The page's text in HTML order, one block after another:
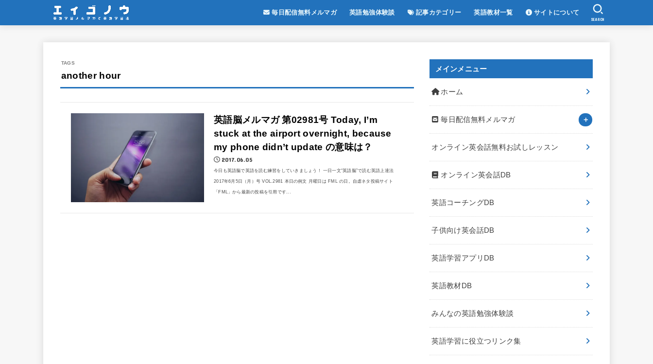
毎日配信無料メルマガ 英語勉強体験談 記事カテゴリー 英語教材一覧 サイトについて
SEARCH
another hour
英語脳メルマガ 第02981号 Today, I’m
stuck at the airport overnight, because
my phone didn’t update の意味は？
2017.06.05
今日も英語脳で英語を読む練習をしていきましょう！ 一日一文“英語脳”で読む英語上達法
2017年6月5日（月）号 VOL.2981 本日の例文 月曜日は FML の日。自虐ネタ投稿サイト
「FML」から最新の投稿を引用です...
メインメニュー
ホーム
毎日配信無料メルマガ
オンライン英会話無料お試しレッスン
オンライン英会話DB
英語コーチングDB
子供向け英会話DB
英語学習アプリDB
英語教材DB
みんなの英語勉強体験談
英語学習に役立つリンク集